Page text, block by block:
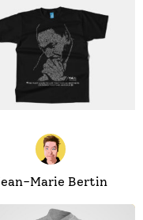
Marie Bertin